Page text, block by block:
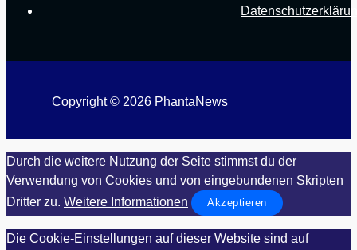
Copyright © 2026 PhantaNews
Durch die weitere Nutzung der Seite stimmst du der
Verwendung von Cookies und von eingebundenen Skripten
Dritter zu. Weitere Informationen Akzeptieren
Die Cookie-Einstellungen auf dieser Website sind auf